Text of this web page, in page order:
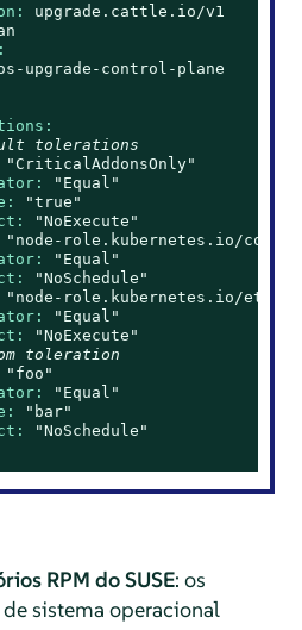
upgrade.cattle.io/v1
upgrade-control-plane
tolerations
"CriticalAddonsOnly"
"Equal"
"true"
"NoExecute"
"node-role.kubernetes.io/
"Equal"
"NoSchedule"
"node-role.kubernetes.io/etcd"
"Equal"
"NoExecute"
toleration
"foo"
"Equal"
"bar"
"NoSchedule"
RPM do SUSE: os
sistema operacional